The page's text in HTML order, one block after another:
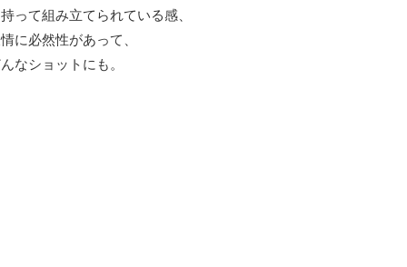
って組み立てられている感、
に必然性があって、
なショットにも。